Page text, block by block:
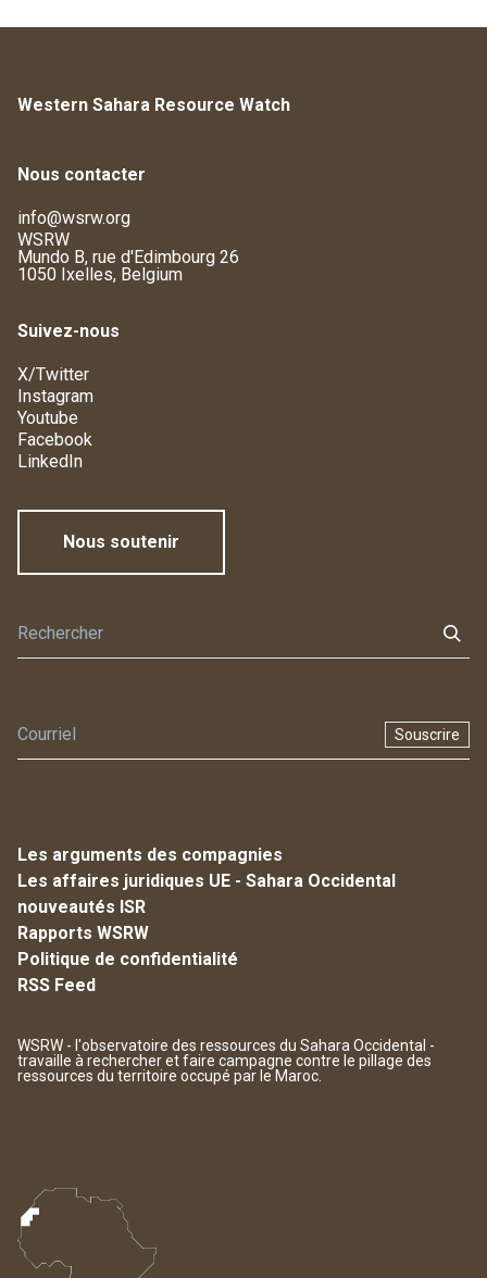
Western Sahara Resource Watch
Nous contacter
info@wsrw.org
WSRW
Mundo B, rue d'Edimbourg 26
1050 Ixelles, Belgium
Suivez-nous
X/Twitter
Instagram
Youtube
Facebook
LinkedIn
Nous soutenir
Souscrire
Les arguments des compagnies
Les affaires juridiques UE - Sahara Occidental
nouveautés ISR
Rapports WSRW
Politique de confidentialité
RSS Feed
WSRW - l'observatoire des ressources du Sahara Occidental -
travaille à rechercher et faire campagne contre le pillage des
ressources du territoire occupé par le Maroc.